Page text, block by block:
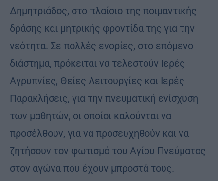
Δημητριάδος, στο πλαίσιο της ποιμαντικής
δράσης και μητρικής φροντίδα της για την
νεότητα. Σε πολλές ενορίες, στο επόμενο
διάστημα, πρόκειται να τελεστούν Ιερές
Αγρυπνίες, Θείες Λειτουργίες και Ιερές
Παρακλήσεις, για την πνευματική ενίσχυση
των μαθητών, οι οποίοι καλούνται να
προσέλθουν, για να προσευχηθούν και να
ζητήσουν τον φωτισμό του Αγίου Πνεύματος
στον αγώνα που έχουν μπροστά τους.